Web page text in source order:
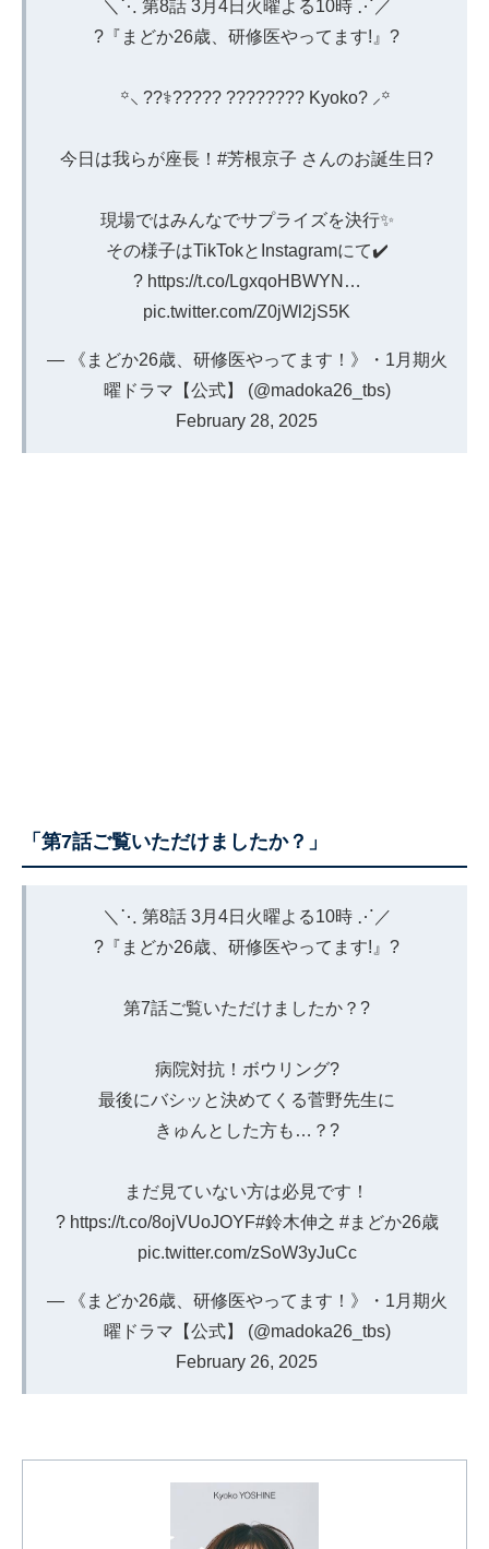
＼⋱ 第8話 3月4日火曜よる10時 ⋰／
?『まどか26歳、研修医やってます!』?
꙳⸜ ??‍⚕️????? ???????? Kyoko? ⸝꙳
今日は我らが座長！ #芳根京子 さんのお誕生日?
現場ではみんなでサプライズを決行✨
その様子はTikTokとInstagramにて✔️
? https://t.co/LgxqoHBWYN …
pic.twitter.com/Z0jWl2jS5K
— 《まどか26歳、研修医やってます！》︎・1月期火
曜ドラマ【公式】 (@madoka26_tbs)
February 28, 2025
「第7話ご覧いただけましたか？」
＼⋱ 第8話 3月4日火曜よる10時 ⋰／
?『まどか26歳、研修医やってます!』?
第7話ご覧いただけましたか？?
病院対抗！ボウリング?
最後にバシッと決めてくる菅野先生に
きゅんとした方も…？?
まだ見ていない方は必見です！
? https://t.co/8ojVUoJOYF#鈴木伸之 #まどか26歳
pic.twitter.com/zSoW3yJuCc
— 《まどか26歳、研修医やってます！》︎・1月期火
曜ドラマ【公式】 (@madoka26_tbs)
February 26, 2025